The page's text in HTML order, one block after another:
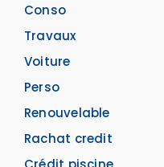
Conso
Travaux
Voiture
Perso
Renouvelable
Rachat credit